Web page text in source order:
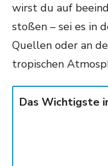
wirst du auf
stoßen – sei es in
Quellen oder an
tropischen
Das Wichtigste